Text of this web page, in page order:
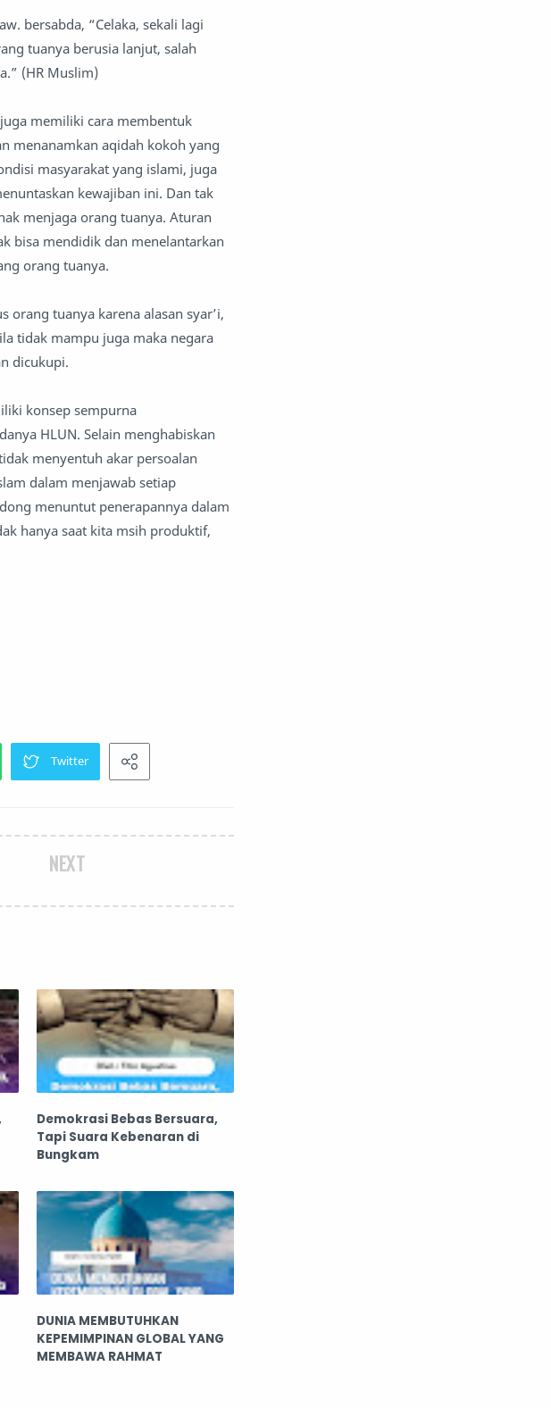
bersabda, “Celaka, sekali lagi
tuanya berusia lanjut, salah
(HR Muslim)
memiliki cara membentuk
menanamkan aqidah kokoh yang
masyarakat yang islami, juga
kewajiban ini. Dan tak
menjaga orang tuanya. Aturan
bisa mendidik dan menelantarkan
orang tuanya.
tuanya karena alasan syar’i,
tidak mampu juga maka negara
dicukupi.
konsep sempurna
HLUN. Selain menghabiskan
menyentuh akar persoalan
dalam menjawab setiap
menuntut penerapannya dalam
hanya saat kita msih produktif,
NEXT
Demokrasi Bebas Bersuara,
Tapi Suara Kebenaran di
Bungkam
DUNIA MEMBUTUHKAN
KEPEMIMPINAN GLOBAL YANG
MEMBAWA RAHMAT